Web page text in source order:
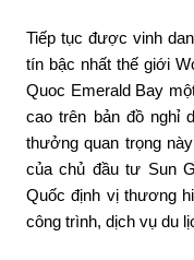
Tiếp tục được vinh
tín bậc nhất thế giới
Quoc Emerald Bay
cao trên bản đồ nghỉ
thưởng quan trọng
của chủ đầu tư Sun
Quốc định vị thương
công trình, dịch vụ du